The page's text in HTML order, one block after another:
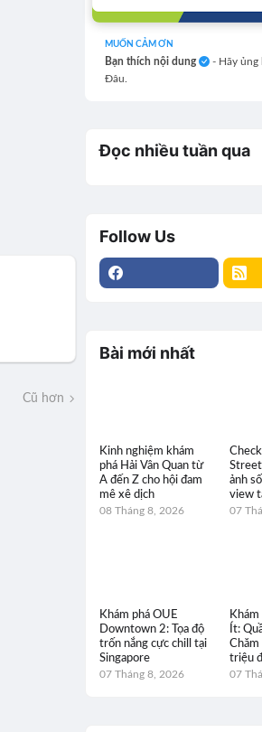
Cũ hơn
MUỐN CẢM ƠN
Bạn thích nội dung
- Hãy ủng
Đâu.
Đọc nhiều tuần qua
Follow Us
Bài mới nhất
Kinh nghiệm khám
phá Hải Vân Quan từ
A đến Z cho hội đam
mê xê dịch
08 Tháng 8, 2026
ảnh
view
07
Khám phá OUE
Downtown 2: Tọa độ
trốn nắng cực chill tại
Singapore
07 Tháng 8, 2026
Khám
Ít:
triệu
07